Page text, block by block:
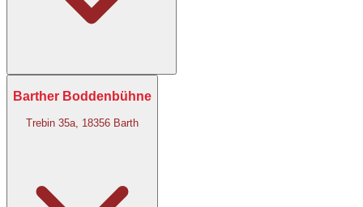
Barther Boddenbühne
Trebin 35a, 18356 Barth